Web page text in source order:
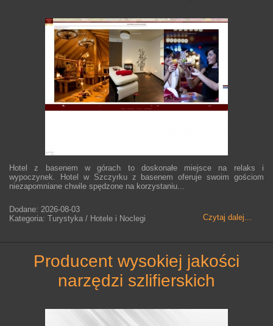
Hotel z basenem w górach to doskonałe miejsce na relaks i
wypoczynek. Hotel w Szczyrku z basenem oferuje swoim gościom
niezapomniane chwile spędzone na korzystaniu...
Czytaj dalej...
Dodane: 2026-08-03
Kategoria: Turystyka / Hotele i Noclegi
producent wysokiej jakości
narzędzi szlifierskich